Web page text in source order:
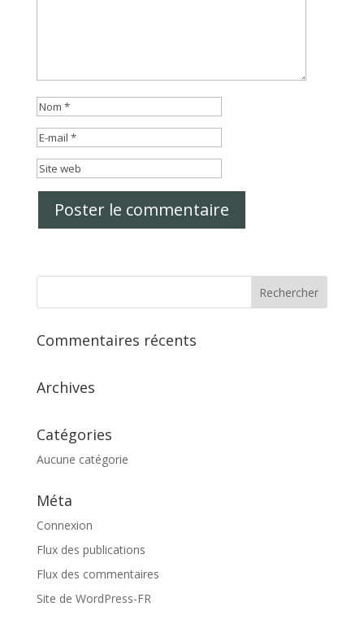
Commentaires récents
Archives
Catégories
Aucune catégorie
Méta
Connexion
Flux des publications
Flux des commentaires
Site de WordPress-FR